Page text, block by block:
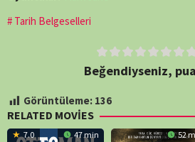
Tarih Belgeselleri
Beğendiyseniz,
Görüntüleme: 136
RELATED MOVIES
7.0 47 min 52